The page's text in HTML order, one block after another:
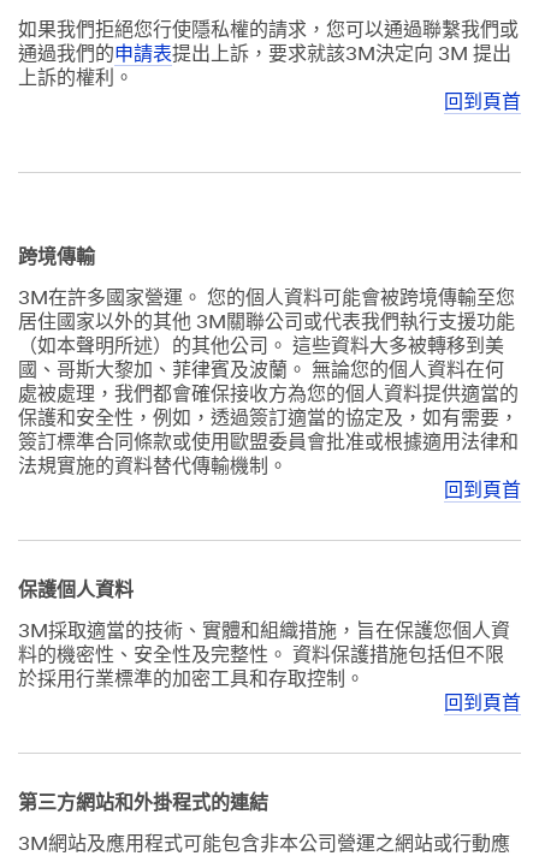
如果我們拒絕您行使隱私權的請求，您可以通過聯繫我們或
通過我們的申請表提出上訴，要求就該3M決定向 3M 提出
上訴的權利。
回到頁首
跨境傳輸
3M在許多國家營運。 您的個人資料可能會被跨境傳輸至您
居住國家以外的其他 3M關聯公司或代表我們執行支援功能
（如本聲明所述）的其他公司。 這些資料大多被轉移到美
國、哥斯大黎加、菲律賓及波蘭。 無論您的個人資料在何
處被處理，我們都會確保接收方為您的個人資料提供適當的
保護和安全性，例如，透過簽訂適當的協定及，如有需要，
簽訂標準合同條款或使用歐盟委員會批准或根據適用法律和
法規實施的資料替代傳輸機制。
回到頁首
保護個人資料
3M採取適當的技術、實體和組織措施，旨在保護您個人資
料的機密性、安全性及完整性。 資料保護措施包括但不限
於採用行業標準的加密工具和存取控制。
回到頁首
第三方網站和外掛程式的連結
3M網站及應用程式可能包含非本公司營運之網站或行動應